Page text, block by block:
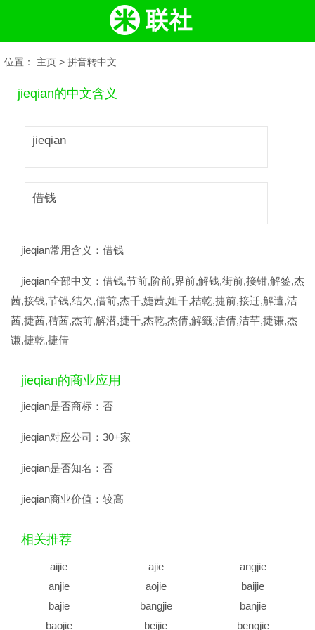
位置： 主页 > 拼音转中文
jieqian的中文含义
jieqian
借钱
jieqian常用含义： 借钱
jieqian全部中文： 借钱,节前,阶前,界前,解钱,街前,接钳,解签,杰
茜,接钱,节钱,结欠,借前,杰千,婕茜,姐千,桔乾,捷前,接迁,解遣,洁
茜,捷茜,秸茜,杰前,解潜,捷千,杰乾,杰倩,解籤,洁倩,洁芊,捷谦,杰
谦,捷乾,捷倩
jieqian的商业应用
jieqian是否商标： 否
jieqian对应公司： 30+家
jieqian是否知名： 否
jieqian商业价值： 较高
相关推荐
aijie ajie
angjie
anjie
aojie
baijie
bajie
bangjie
banjie
baojie
beijie bengjie